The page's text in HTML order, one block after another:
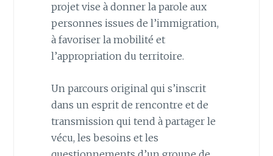
projet vise à donner la parole aux
personnes issues de l’immigration,
à favoriser la mobilité et
l’appropriation du territoire.
Un parcours original qui s’inscrit
dans un esprit de rencontre et de
transmission qui tend à partager le
vécu, les besoins et les